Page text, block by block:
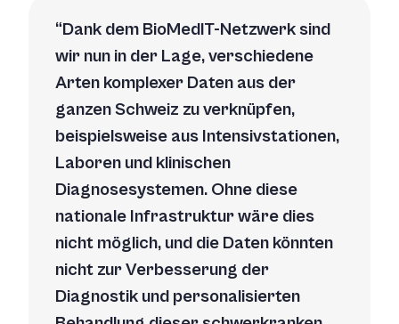
Dank dem BioMedIT-Netzwerk sind
wir nun in der Lage, verschiedene
Arten komplexer Daten aus der
ganzen Schweiz zu verknüpfen,
beispielsweise aus Intensivstationen,
Laboren und klinischen
Diagnosesystemen. Ohne diese
nationale Infrastruktur wäre dies
nicht möglich, und die Daten könnten
nicht zur Verbesserung der
Diagnostik und personalisierten